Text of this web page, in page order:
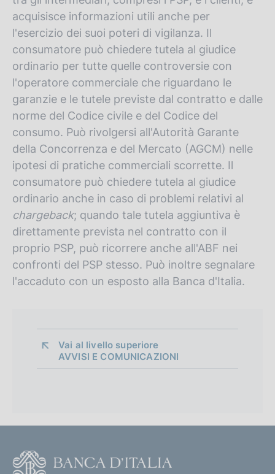
acquisisce informazioni utili anche per
l'esercizio dei suoi poteri di vigilanza. Il
consumatore può chiedere tutela al giudice
ordinario per tutte quelle controversie con
l'operatore commerciale che riguardano le
garanzie e le tutele previste dal contratto e dalle
norme del Codice civile e del Codice del
consumo. Può rivolgersi all'Autorità Garante
della Concorrenza e del Mercato (AGCM) nelle
ipotesi di pratiche commerciali scorrette. Il
consumatore può chiedere tutela al giudice
ordinario anche in caso di problemi relativi al
chargeback; quando tale tutela aggiuntiva è
direttamente prevista nel contratto con il
proprio PSP, può ricorrere anche all'ABF nei
confronti del PSP stesso. Può inoltre segnalare
l'accaduto con un esposto alla Banca d'Italia.
Vai al livello superiore
AVVISI E COMUNICAZIONI